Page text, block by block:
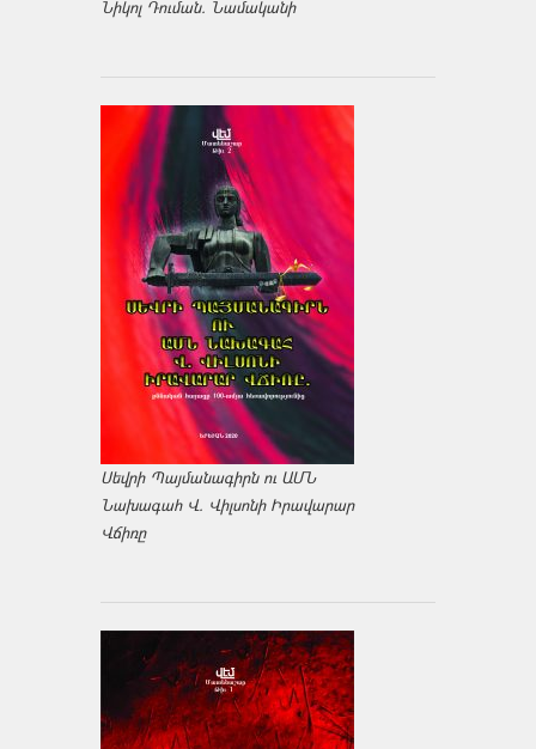
Նիկոլ Դուման. Նամականի
Սեվրի Պայմանագիրն ու ԱՄՆ
Նախագահ Վ. Վիլսոնի Իրավարար
Վճիռը